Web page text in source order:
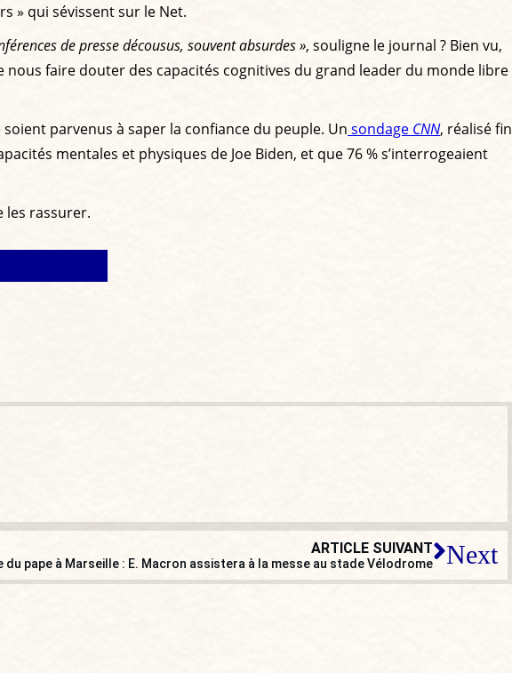
» qui sévissent sur le Net.
de presse décousus, souvent absurdes », souligne le journal ? Bien vu,
faire douter des capacités cognitives du grand leader du monde libre
parvenus à saper la confiance du peuple. Un sondage CNN, réalisé fin
mentales et physiques de Joe Biden, et que 76 % s’interrogeaient
les rassurer.
ARTICLE SUIVANT
du pape à Marseille : E. Macron assistera à la messe au stade Vélodrome Next